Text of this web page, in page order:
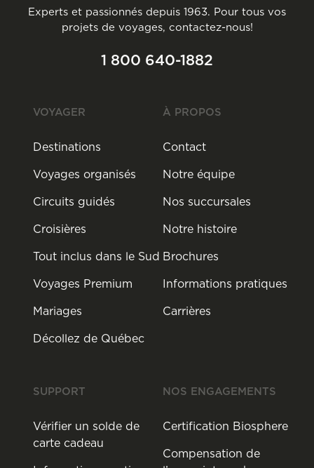
Experts et passionnés depuis 1963. Pour tous vos
projets de voyages, contactez-nous!
1 800 640-1882
VOYAGER
Destinations
Voyages organisés
Circuits guidés
Croisières
Tout inclus dans le Sud
Voyages Premium
Mariages
Décollez de Québec
À PROPOS
Contact
Notre équipe
Nos succursales
Notre histoire
Brochures
Informations pratiques
Carrières
SUPPORT
Vérifier un solde de
carte cadeau
NOS ENGAGEMENTS
Certification Biosphere
Compensation de